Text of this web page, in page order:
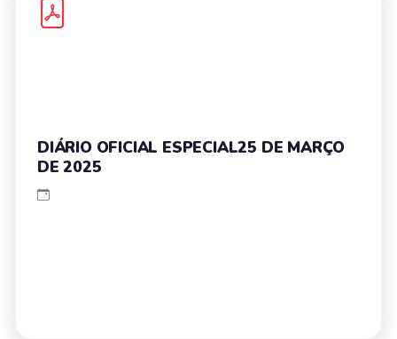
DIÁRIO OFICIAL ESPECIAL25 DE MARÇO
DE 2025